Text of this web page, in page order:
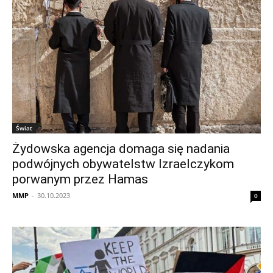
Świat
Żydowska agencja domaga się nadania
podwójnych obywatelstw Izraelczykom
porwanym przez Hamas
MMP - 30.10.2023 0